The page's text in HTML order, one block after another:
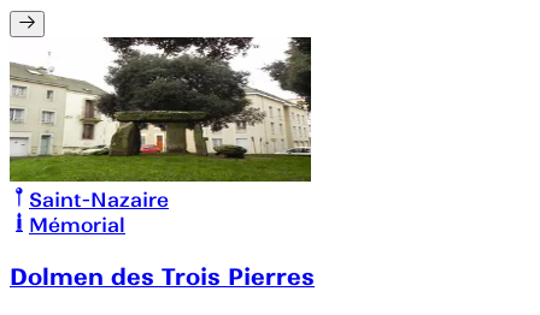
Saint-Nazaire
Mémorial
Dolmen des Trois Pierres